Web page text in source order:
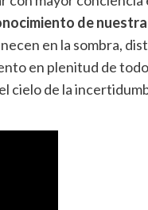
de
en la sombra,
en plenitud de
de la